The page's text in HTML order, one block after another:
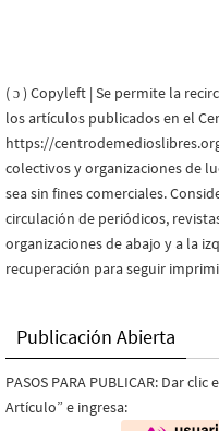
( ɔ ) Copyleft | Se permite la
los artículos publicados en el
https://
colectivos y organizaciones de
sea sin fines comerciales.
circulación de periódicos,
organizaciones de abajo y a la
recuperación para seguir
Publicación Abierta
PASOS PARA PUBLICAR: Dar
Artículo” e ingresa: